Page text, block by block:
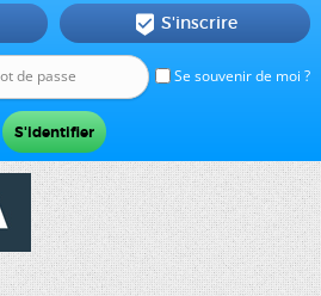
Se souvenir de moi ?
 S'inscrire